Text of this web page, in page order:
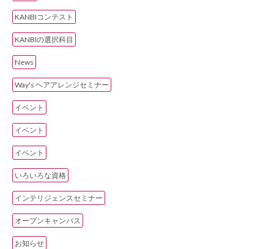
KANBIコンテスト
KANBIの選択科目
News
Way's ヘアアレンジセミナー
イベント
イベント
イベント
いろいろな資格
インテリジェンスセミナー
オープンキャンパス
お知らせ